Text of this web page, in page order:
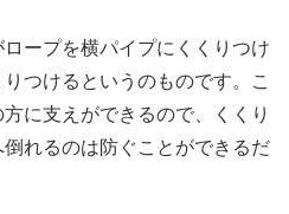
ープを横パイプにくくりつけ
つけるというのものです。こ
に支えができるので、くくり
れるのは防ぐことができるだ